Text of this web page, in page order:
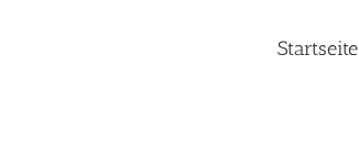
Startseite